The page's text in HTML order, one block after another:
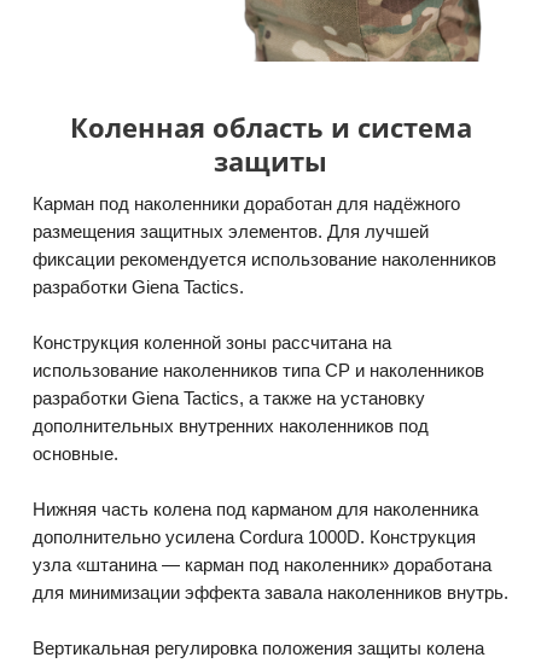
Коленная область и система
защиты
Карман под наколенники доработан для надёжного
размещения защитных элементов. Для лучшей
фиксации рекомендуется использование наколенников
разработки Giena Tactics.
Конструкция коленной зоны рассчитана на
использование наколенников типа CP и наколенников
разработки Giena Tactics, а также на установку
дополнительных внутренних наколенников под
основные.
Нижняя часть колена под карманом для наколенника
дополнительно усилена Cordura 1000D. Конструкция
узла «штанина — карман под наколенник» доработана
для минимизации эффекта завала наколенников внутрь.
Вертикальная регулировка положения защиты колена